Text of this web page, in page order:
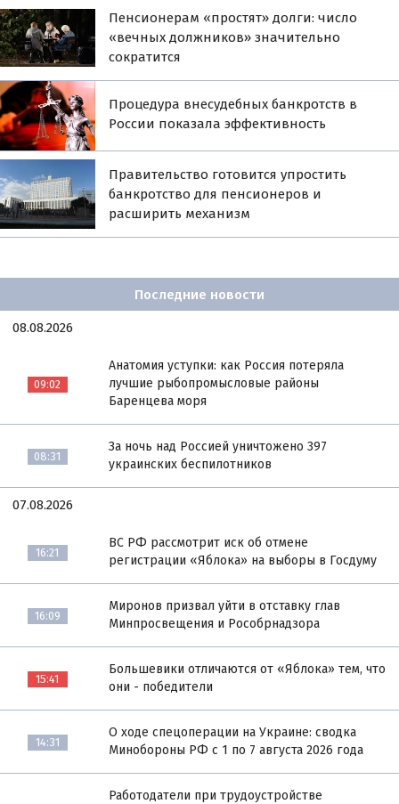
Пенсионерам «простят» долги: число
«вечных должников» значительно
сократится
Процедура внесудебных банкротств в
России показала эффективность
Правительство готовится упростить
банкротство для пенсионеров и
расширить механизм
Последние новости
08.08.2026
09:02
Анатомия уступки: как Россия потеряла
лучшие рыбопромысловые районы
Баренцева моря
08:31
За ночь над Россией уничтожено 397
украинских беспилотников
07.08.2026
16:21
ВС РФ рассмотрит иск об отмене
регистрации «Яблока» на выборы в Госдуму
16:09
Миронов призвал уйти в отставку глав
Минпросвещения и Рособрнадзора
15:41
Большевики отличаются от «Яблока» тем, что
они - победители
14:31
О ходе спецоперации на Украине: сводка
Минобороны РФ с 1 по 7 августа 2026 года
Работодатели при трудоустройстве